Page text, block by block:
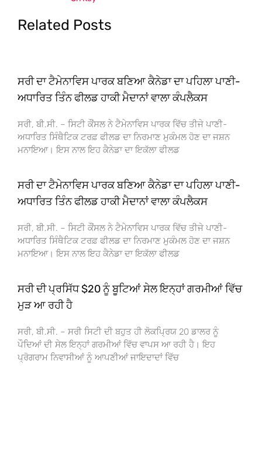
Related Posts
ਸਰੀ ਦਾ ਟੈਮੇਨਾਵਿਸ ਪਾਰਕ ਬਣਿਆ ਕੈਨੇਡਾ ਦਾ ਪਹਿਲਾ ਪਾਣੀ-
ਅਧਾਰਿਤ ਤਿੰਨ ਫੀਲਡ ਹਾਕੀ ਮੈਦਾਨਾਂ ਵਾਲਾ ਕੰਪਲੈਕਸ
ਸਰੀ, ਬੀ.ਸੀ. – ਸਿਟੀ ਕੌਂਸਲ ਨੇ ਟੈਮੇਨਾਵਿਸ ਪਾਰਕ ਵਿੱਚ ਤੀਜੇ ਪਾਣੀ-
ਅਧਾਰਿਤ ਸਿੰਥੈਟਿਕ ਟਰਫ਼ ਫੀਲਡ ਦਾ ਨਿਰਮਾਣ ਮੁਕੰਮਲ ਹੋਣ ਦਾ ਜਸ਼ਨ
ਮਨਾਇਆ। ਇਸ ਨਾਲ ਇਹ ਕੈਨੇਡਾ ਦਾ ਇਕੱਲਾ ਫੀਲਡ
ਸਰੀ ਦਾ ਟੈਮੇਨਾਵਿਸ ਪਾਰਕ ਬਣਿਆ ਕੈਨੇਡਾ ਦਾ ਪਹਿਲਾ ਪਾਣੀ-
ਅਧਾਰਿਤ ਤਿੰਨ ਫੀਲਡ ਹਾਕੀ ਮੈਦਾਨਾਂ ਵਾਲਾ ਕੰਪਲੈਕਸ
ਸਰੀ, ਬੀ.ਸੀ. – ਸਿਟੀ ਕੌਂਸਲ ਨੇ ਟੈਮੇਨਾਵਿਸ ਪਾਰਕ ਵਿੱਚ ਤੀਜੇ ਪਾਣੀ-
ਅਧਾਰਿਤ ਸਿੰਥੈਟਿਕ ਟਰਫ਼ ਫੀਲਡ ਦਾ ਨਿਰਮਾਣ ਮੁਕੰਮਲ ਹੋਣ ਦਾ ਜਸ਼ਨ
ਮਨਾਇਆ। ਇਸ ਨਾਲ ਇਹ ਕੈਨੇਡਾ ਦਾ ਇਕੱਲਾ ਫੀਲਡ
ਸਰੀ ਦੀ ਪ੍ਰਸਿੱਧ $20 ਨੂੰ ਬੂਟਿਆਂ ਸੇਲ ਇਨ੍ਹਾਂ ਗਰਮੀਆਂ ਵਿੱਚ
ਮੁੜ ਆ ਰਹੀ ਹੈ
ਸਰੀ, ਬੀ.ਸੀ. – ਸਰੀ ਸਿਟੀ ਦੀ ਬਹੁਤ ਹੀ ਲੋਕਪ੍ਰਿਯ 20 ਡਾਲਰ ਨੂੰ
ਪੌਦਿਆਂ ਦੀ ਸੇਲ ਇਨ੍ਹਾਂ ਗਰਮੀਆਂ ਵਿੱਚ ਵਾਪਸ ਆ ਰਹੀ ਹੈ। ਇਹ
ਪ੍ਰੋਗਰਾਮ ਨਿਵਾਸੀਆਂ ਨੂੰ ਆਪਣੀਆਂ ਜਾਇਦਾਦਾਂ ਵਿੱਚ